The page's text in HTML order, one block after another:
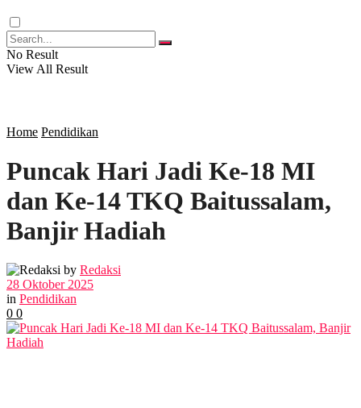
SOSOK
POLITIK
EKBIS
OPINI
No Result
View All Result
Home Pendidikan
Puncak Hari Jadi Ke-18 MI
dan Ke-14 TKQ Baitussalam,
Banjir Hadiah
by Redaksi
28 Oktober 2025
in Pendidikan
0 0